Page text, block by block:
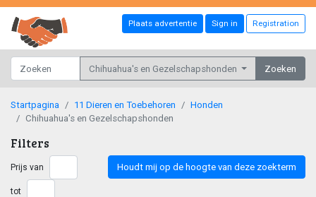
Plaats advertentie Sign in Registration
Chihuahua's en Gezelschapshonden Zoeken
Startpagina 11 Dieren en Toebehoren
Honden
Chihuahua's en Gezelschapshonden
Filters
Houdt mij op de hoogte van deze zoekterm
Prijs van
tot